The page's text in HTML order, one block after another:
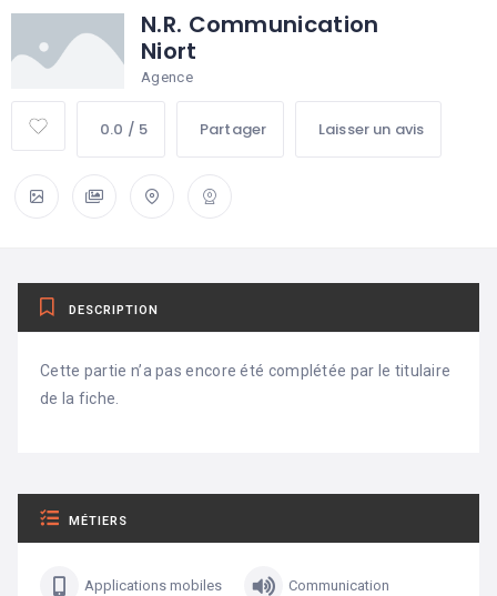
N.R. Communication
Niort
Agence
0.0 / 5 Partager Laisser un avis
DESCRIPTION
Cette partie n’a pas encore été complétée par le titulaire
de la fiche.
MÉTIERS
Applications mobiles Communication